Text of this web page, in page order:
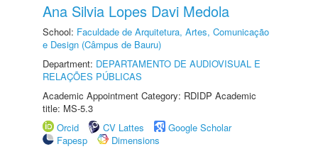
Ana Silvia Lopes Davi Medola
School: Faculdade de Arquitetura, Artes, Comunicação
e Design (Câmpus de Bauru)
Department: DEPARTAMENTO DE AUDIOVISUAL E
RELAÇÕES PÚBLICAS
Academic Appointment Category: RDIDP Academic
title: MS-5.3
Orcid
CV Lattes
Google Scholar
Fapesp
Dimensions